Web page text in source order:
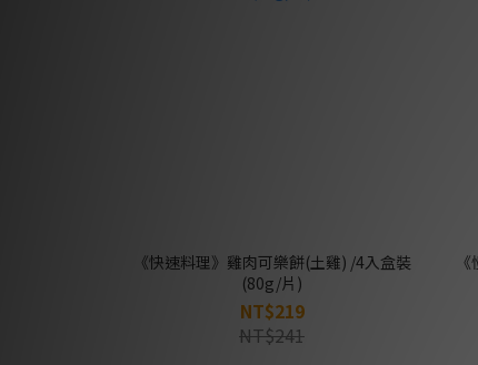
《快速料理》雞肉可樂餅(土雞) /4入盒裝
(80g/片)
NT$219
NT$241